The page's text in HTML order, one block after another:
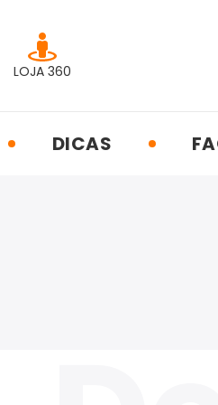
LOJA 360
DICAS